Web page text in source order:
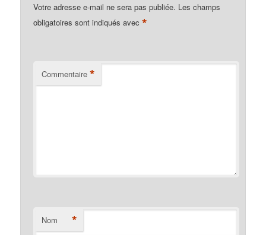
Votre adresse e-mail ne sera pas publiée. Les champs
obligatoires sont indiqués avec*
Commentaire *
Nom *